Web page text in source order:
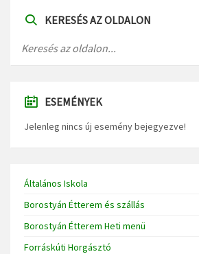
KERESÉS AZ OLDALON
ESEMÉNYEK
Jelenleg nincs új esemény bejegyezve!
Általános Iskola
Borostyán Étterem és szállás
Borostyán Étterem Heti menü
Forráskúti Horgásztó